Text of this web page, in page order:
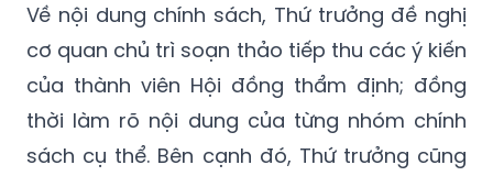
Về nội dung chính sách, Thứ trưởng đề nghị
cơ quan chủ trì soạn thảo tiếp thu các ý kiến
của thành viên Hội đồng thẩm định; đồng
thời làm rõ nội dung của từng nhóm chính
sách cụ thể. Bên cạnh đó, Thứ trưởng cũng